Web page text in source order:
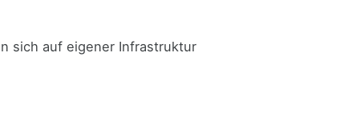
sich auf eigener Infrastruktur